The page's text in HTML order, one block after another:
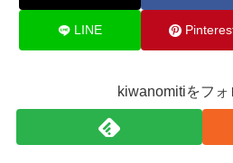
LINE
kiwanomitiをフォ